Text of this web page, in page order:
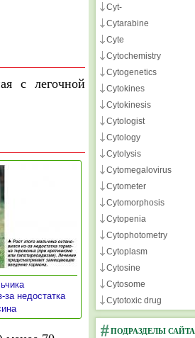
с легочной
за недостатка
Cyt-
Cytarabine
Cyte
Cytochemistry
Cytogenetics
Cytokines
Cytokinesis
Cytologist
Cytology
Cytolysis
Cytomegalovirus
Cytometer
Cytomorphosis
Cytopenia
Cytophotometry
Cytoplasm
Cytosine
Cytosome
Cytotoxic drug
ПОДРАЗДЕЛЫ САЙТА